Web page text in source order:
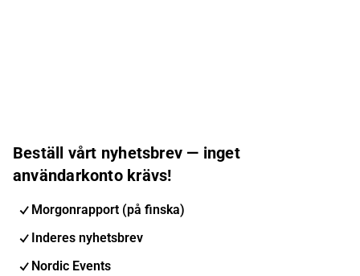
Beställ vårt nyhetsbrev — inget
användarkonto krävs!
Morgonrapport (på finska)
Inderes nyhetsbrev
Nordic Events